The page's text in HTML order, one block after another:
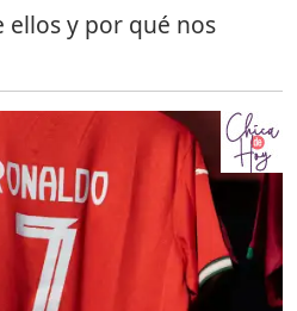
ellos y por qué nos